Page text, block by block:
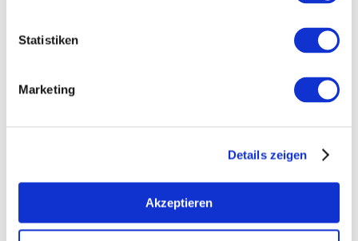
Statistiken
Marketing
Details zeigen
Akzeptieren